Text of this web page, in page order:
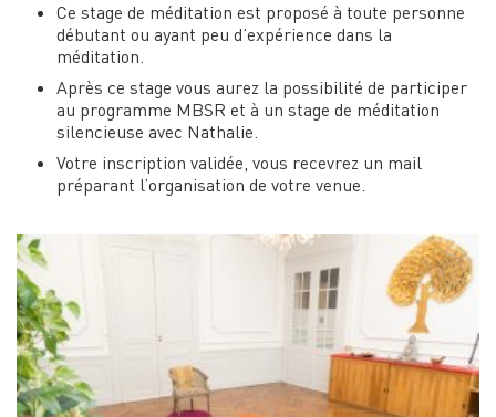
Ce stage de méditation est proposé à toute personne
débutant ou ayant peu d’expérience dans la
méditation.
Après ce stage vous aurez la possibilité de participer
au programme MBSR et à un stage de méditation
silencieuse avec Nathalie.
Votre inscription validée, vous recevrez un mail
préparant l’organisation de votre venue.